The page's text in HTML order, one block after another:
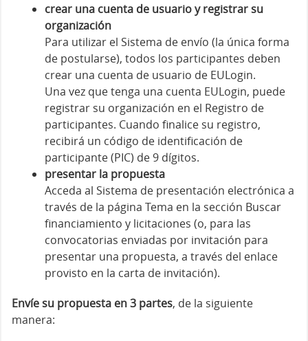
crear una cuenta de usuario y registrar su
organización
Para utilizar el Sistema de envío (la única forma
de postularse), todos los participantes deben
crear una cuenta de usuario de EULogin.
Una vez que tenga una cuenta EULogin, puede
registrar su organización en el Registro de
participantes. Cuando finalice su registro,
recibirá un código de identificación de
participante (PIC) de 9 dígitos.
presentar la propuesta
Acceda al Sistema de presentación electrónica a
través de la página Tema en la sección Buscar
financiamiento y licitaciones (o, para las
convocatorias enviadas por invitación para
presentar una propuesta, a través del enlace
provisto en la carta de invitación).
Envíe su propuesta en 3 partes, de la siguiente
manera: